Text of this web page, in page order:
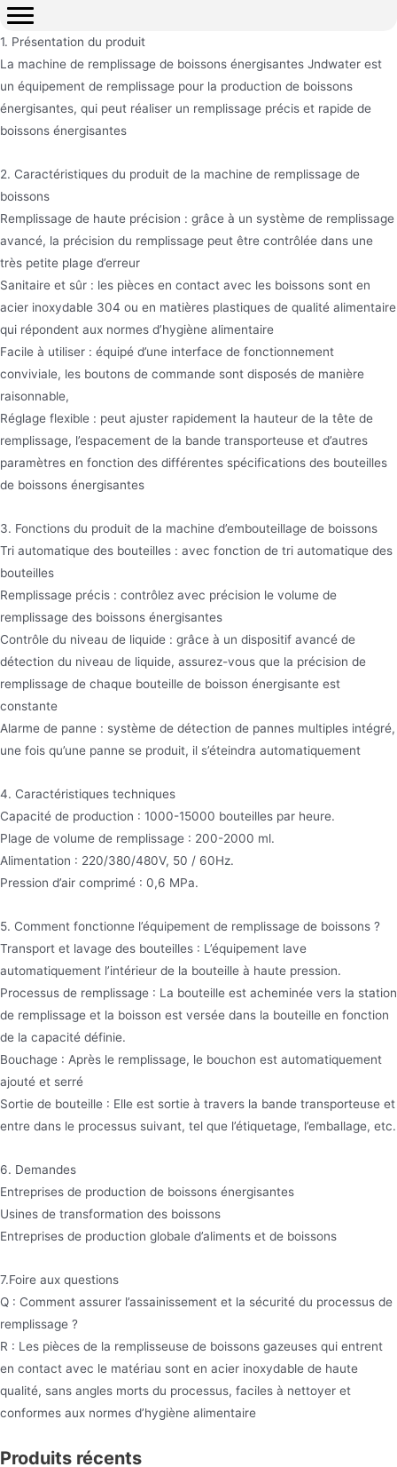
1. Présentation du produit
La machine de remplissage de boissons énergisantes Jndwater est
un équipement de remplissage pour la production de boissons
énergisantes, qui peut réaliser un remplissage précis et rapide de
boissons énergisantes
2. Caractéristiques du produit de la machine de remplissage de
boissons
Remplissage de haute précision : grâce à un système de remplissage
avancé, la précision du remplissage peut être contrôlée dans une
très petite plage d’erreur
Sanitaire et sûr : les pièces en contact avec les boissons sont en
acier inoxydable 304 ou en matières plastiques de qualité alimentaire
qui répondent aux normes d’hygiène alimentaire
Facile à utiliser : équipé d’une interface de fonctionnement
conviviale, les boutons de commande sont disposés de manière
raisonnable,
Réglage flexible : peut ajuster rapidement la hauteur de la tête de
remplissage, l’espacement de la bande transporteuse et d’autres
paramètres en fonction des différentes spécifications des bouteilles
de boissons énergisantes
3. Fonctions du produit de la machine d’embouteillage de boissons
Tri automatique des bouteilles : avec fonction de tri automatique des
bouteilles
Remplissage précis : contrôlez avec précision le volume de
remplissage des boissons énergisantes
Contrôle du niveau de liquide : grâce à un dispositif avancé de
détection du niveau de liquide, assurez-vous que la précision de
remplissage de chaque bouteille de boisson énergisante est
constante
Alarme de panne : système de détection de pannes multiples intégré,
une fois qu’une panne se produit, il s’éteindra automatiquement
4. Caractéristiques techniques
Capacité de production : 1000-15000 bouteilles par heure.
Plage de volume de remplissage : 200-2000 ml.
Alimentation : 220/380/480V, 50 / 60Hz.
Pression d’air comprimé : 0,6 MPa.
5. Comment fonctionne l’équipement de remplissage de boissons ?
Transport et lavage des bouteilles : L’équipement lave
automatiquement l’intérieur de la bouteille à haute pression.
Processus de remplissage : La bouteille est acheminée vers la station
de remplissage et la boisson est versée dans la bouteille en fonction
de la capacité définie.
Bouchage : Après le remplissage, le bouchon est automatiquement
ajouté et serré
Sortie de bouteille : Elle est sortie à travers la bande transporteuse et
entre dans le processus suivant, tel que l’étiquetage, l’emballage, etc.
6. Demandes
Entreprises de production de boissons énergisantes
Usines de transformation des boissons
Entreprises de production globale d’aliments et de boissons
7.Foire aux questions
Q : Comment assurer l’assainissement et la sécurité du processus de
remplissage ?
R : Les pièces de la remplisseuse de boissons gazeuses qui entrent
en contact avec le matériau sont en acier inoxydable de haute
qualité, sans angles morts du processus, faciles à nettoyer et
conformes aux normes d’hygiène alimentaire
Produits récents